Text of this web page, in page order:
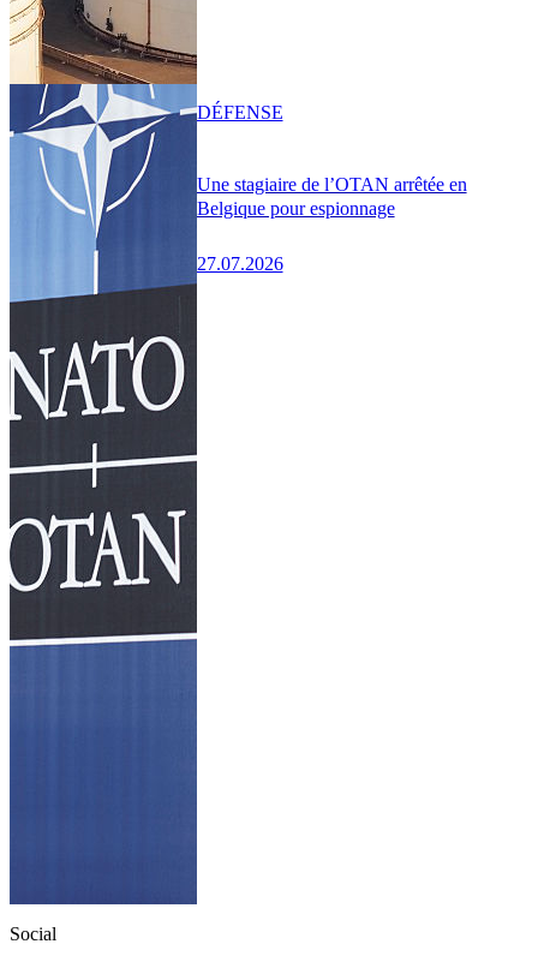
Une stagiaire de l’OTAN arrêtée en
Belgique pour espionnage
27.07.2026
DÉFENSE
Social